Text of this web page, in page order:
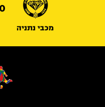
מכבי נתניה
0 - 0